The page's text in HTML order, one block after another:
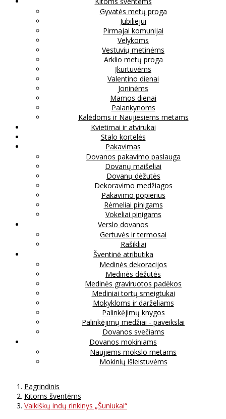
Gyvatės metų proga
Jubiliejui
Pirmajai komunijai
Velykoms
Vestuvių metinėms
Arklio metų proga
Įkurtuvėms
Valentino dienai
Joninėms
Mamos dienai
Palankynoms
Kalėdoms ir Naujiesiems metams
Kvietimai ir atvirukai
Stalo kortelės
Pakavimas
Dovanos pakavimo paslauga
Dovanų maišeliai
Dovanų dėžutės
Dekoravimo medžiagos
Pakavimo popierius
Rėmeliai pinigams
Vokeliai pinigams
Verslo dovanos
Gertuvės ir termosai
Rašikliai
Šventinė atributika
Medinės dekoracijos
Medinės dėžutės
Medinės graviruotos padėkos
Mediniai tortų smeigtukai
Mokykloms ir darželiams
Palinkėjimų knygos
Palinkėjimų medžiai - paveikslai
Dovanos svečiams
Dovanos mokiniams
Naujiems mokslo metams
Mokinių išleistuvėms
Pagrindinis
Kitoms šventėms
Vaikiškų indų rinkinys „Šuniukai“